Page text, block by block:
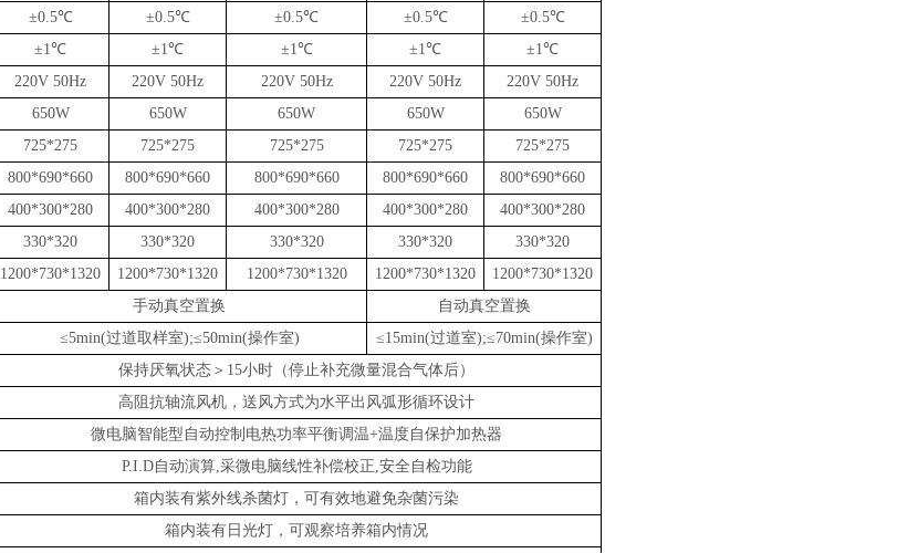
±0.5℃ ±0.5℃ ±0.5℃ ±0.5℃ ±0.5℃
±1℃ ±1℃ ±1℃ ±1℃
±1℃
220V 50Hz 220V 50Hz 220V 50Hz 220V 50Hz
220V 50Hz
650W 650W 650W 650W
650W
725*275 725*275 725*275 725*275
725*275
800*690*660 800*690*660 800*690*660 800*690*660
800*690*660
400*300*280 400*300*280 400*300*280 400*300*280
400*300*280
330*320 330*320 330*320 330*320
330*320
1200*730*1320 1200*730*1320 1200*730*1320 1200*730*1320 1200*730*1320
手动真空置换 自动真空置换
≤5min(过道取样室);≤50min(操作室) ≤15min(过道室);≤70min(操作室)
保持厌氧状态 ＞ 15小时 （停止补充微量混合气体后）
高阻抗轴流风机，送风方式为水平出风弧形循环设计
微电脑智能型自动控制电热功率平衡调温+温度自保护加热器
P.I.D自动演算,采微电脑线性补偿校正,安全自检功能
箱内装有紫外线杀菌灯，可有效地避免杂菌污染
箱内装有日光灯，可观察培养箱内情况